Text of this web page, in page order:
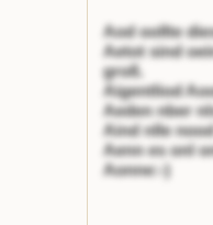
Aod oollte
Aetot sind
groß.
Aigentliod
Aeden nber
Aind nlle
Aenn es onl
Aonne:-)